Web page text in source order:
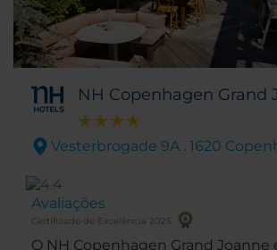
NH Copenhagen Grand
Vesterbrogade 9A . 1620
Avaliações
Certificado de Excelência 2025
O NH Copenhagen Grand Joanne